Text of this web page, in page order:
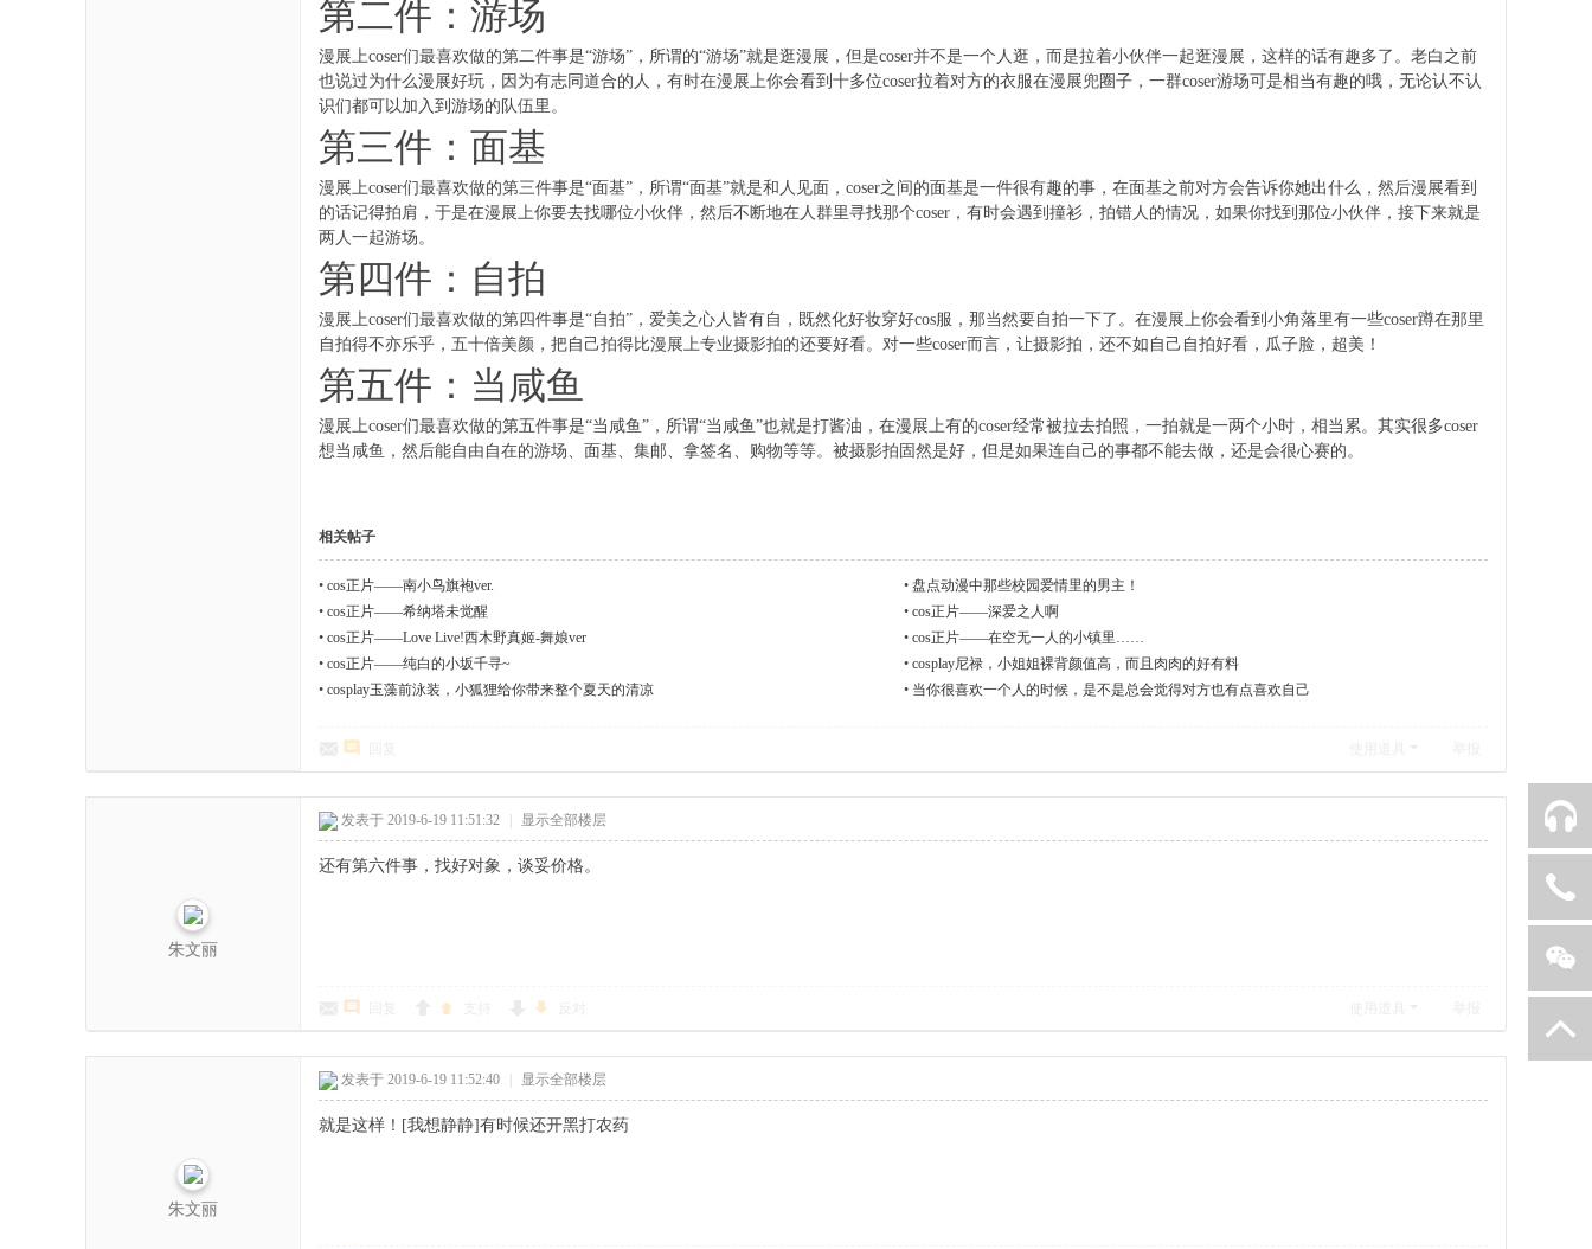
QQ客服
010-83233736
关注我们
返回顶部
第二件：游场
漫展上coser们最喜欢做的第二件事是“游场”，所谓的“游场”就是逛漫展，但是coser并不是一个人逛，而是拉着小伙伴一起逛漫展，这样的话有趣多了。老白之前
也说过为什么漫展好玩，因为有志同道合的人，有时在漫展上你会看到十多位coser拉着对方的衣服在漫展兜圈子，一群coser游场可是相当有趣的哦，无论认不认
识们都可以加入到游场的队伍里。
第三件：面基
漫展上coser们最喜欢做的第三件事是“面基”，所谓“面基”就是和人见面，coser之间的面基是一件很有趣的事，在面基之前对方会告诉你她出什么，然后漫展看到
的话记得拍肩，于是在漫展上你要去找哪位小伙伴，然后不断地在人群里寻找那个coser，有时会遇到撞衫，拍错人的情况，如果你找到那位小伙伴，接下来就是
两人一起游场。
第四件：自拍
漫展上coser们最喜欢做的第四件事是“自拍”，爱美之心人皆有自，既然化好妆穿好cos服，那当然要自拍一下了。在漫展上你会看到小角落里有一些coser蹲在那里
自拍得不亦乐乎，五十倍美颜，把自己拍得比漫展上专业摄影拍的还要好看。对一些coser而言，让摄影拍，还不如自己自拍好看，瓜子脸，超美！
第五件：当咸鱼
漫展上coser们最喜欢做的第五件事是“当咸鱼”，所谓“当咸鱼”也就是打酱油，在漫展上有的coser经常被拉去拍照，一拍就是一两个小时，相当累。其实很多coser
想当咸鱼，然后能自由自在的游场、面基、集邮、拿签名、购物等等。被摄影拍固然是好，但是如果连自己的事都不能去做，还是会很心赛的。
相关帖子
• cos正片——南小鸟旗袍ver. • 盘点动漫中那些校园爱情里的男主！
• cos正片——希纳塔未觉醒 • cos正片——深爱之人啊
• cos正片——Love Live!西木野真姬-舞娘ver • cos正片——在空无一人的小镇里……
• cos正片——纯白的小坂千寻~ • cosplay尼禄，小姐姐裸背颜值高，而且肉肉的好有料
• cosplay玉藻前泳装，小狐狸给你带来整个夏天的清凉 • 当你很喜欢一个人的时候，是不是总会觉得对方也有点喜欢自己
朱文丽
发表于 2019-6-19 11:51:32 显示全部楼层
还有第六件事，找好对象，谈妥价格。
朱文丽
发表于 2019-6-19 11:52:40 显示全部楼层
就是这样！[我想静静]有时候还开黑打农药